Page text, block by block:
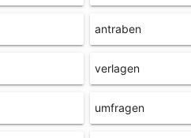
antraben
verlagen
umfragen